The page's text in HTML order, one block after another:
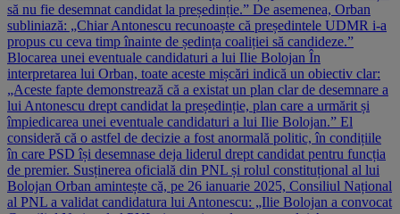
să nu fie desemnat candidat la președinție.” De asemenea, Orban
subliniază: „Chiar Antonescu recunoaște că președintele UDMR i-a
propus cu ceva timp înainte de ședința coaliției să candideze.”
Blocarea unei eventuale candidaturi a lui Ilie Bolojan În
interpretarea lui Orban, toate aceste mișcări indică un obiectiv clar:
„Aceste fapte demonstrează că a existat un plan clar de desemnare a
lui Antonescu drept candidat la președinție, plan care a urmărit și
împiedicarea unei eventuale candidaturi a lui Ilie Bolojan.” El
consideră că o astfel de decizie a fost anormală politic, în condițiile
în care PSD își desemnase deja liderul drept candidat pentru funcția
de premier. Susținerea oficială din PNL și rolul constituțional al lui
Bolojan Orban amintește că, pe 26 ianuarie 2025, Consiliul Național
al PNL a validat candidatura lui Antonescu: „Ilie Bolojan a convocat